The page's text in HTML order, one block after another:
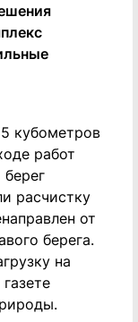
кубометров
работ
расчистку
от
берега.
на